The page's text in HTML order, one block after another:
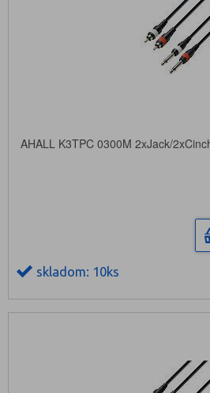
AHALL K3TPC 0300M 2xJack/
skladom: 10ks